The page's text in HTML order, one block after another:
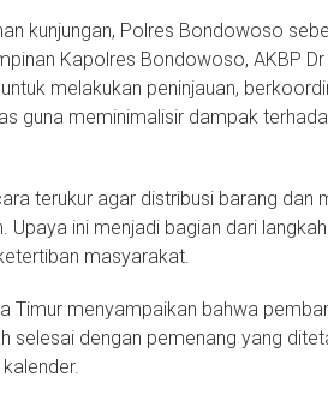
kunjungan, Polres Bondowoso
Kapolres Bondowoso, AKBP
melakukan peninjauan,
guna meminimalisir dampak
terukur agar distribusi barang
Upaya ini menjadi bagian dari
masyarakat.
Timur menyampaikan bahwa
selesai dengan pemenang yang